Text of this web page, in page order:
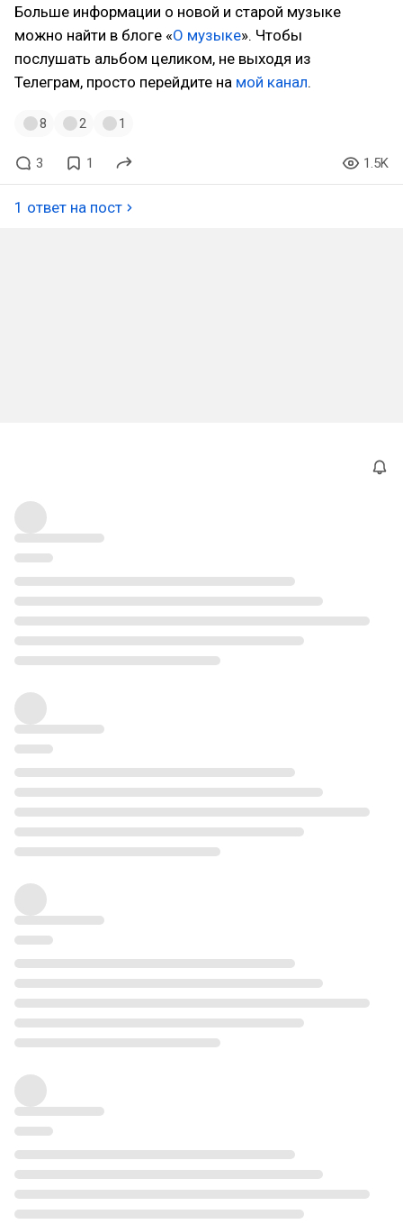
Больше информации о новой и старой музыке
можно найти в блоге «О музыке». Чтобы
послушать альбом целиком, не выходя из
Телеграм, просто перейдите на мой канал.
8 2 1
3 1 1.5K
1 ответ на пост